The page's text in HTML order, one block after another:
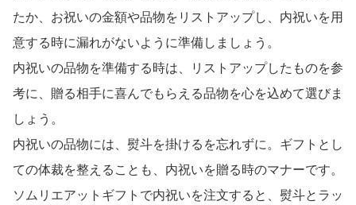
たか、お祝いの金額や品物をリストアップし、内祝いを用
意する時に漏れがないように準備しましょう。
内祝いの品物を準備する時は、リストアップしたものを参
考に、贈る相手に喜んでもらえる品物を心を込めて選びま
しょう。
内祝いの品物には、熨斗を掛けるを忘れずに。ギフトとし
ての体裁を整えることも、内祝いを贈る時のマナーです。
ソムリエアットギフトで内祝いを注文すると、熨斗とラッ